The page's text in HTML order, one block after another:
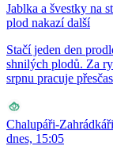
Jablka a švestky na
plod nakazí další
Stačí jeden den
shnilých plodů. Za
srpnu pracuje
Chalupáři-Zahrádkáři
dnes, 15:05